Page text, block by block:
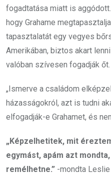
fogadtatása miatt is
hogy Grahame
tapasztalatát egy vegyes
Amerikában, biztos akart
valóban szívesen fogadják őt.
„Ismerve a családom
házasságokról, azt is tudni
elfogadják-e Grahamet, és
„Képzelhetitek, mit
egymást, apám azt
remélhetne.” -mondta